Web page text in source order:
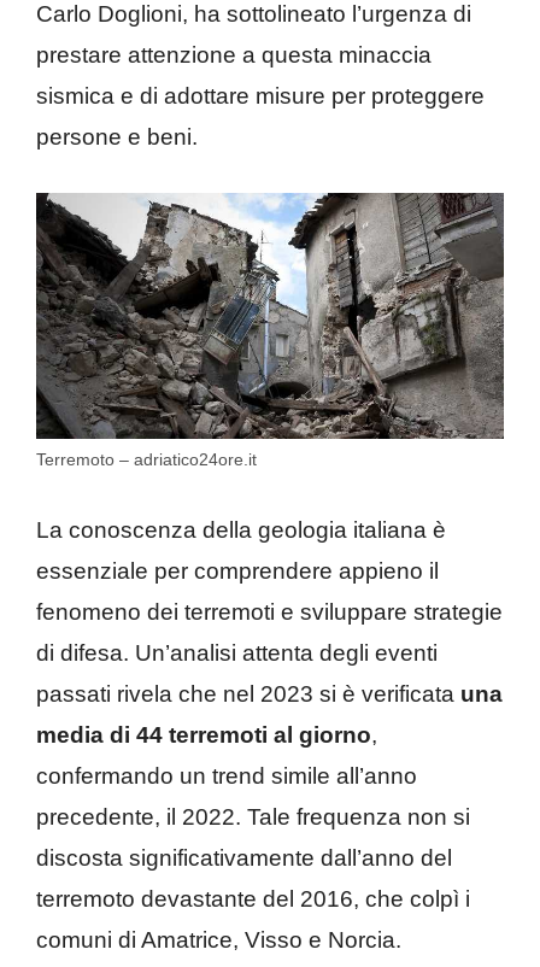
Carlo Doglioni, ha sottolineato l’urgenza di
prestare attenzione a questa minaccia
sismica e di adottare misure per proteggere
persone e beni.
Terremoto – adriatico24ore.it
La conoscenza della geologia italiana è
essenziale per comprendere appieno il
fenomeno dei terremoti e sviluppare strategie
di difesa. Un’analisi attenta degli eventi
passati rivela che nel 2023 si è verificata una
media di 44 terremoti al giorno,
confermando un trend simile all’anno
precedente, il 2022. Tale frequenza non si
discosta significativamente dall’anno del
terremoto devastante del 2016, che colpì i
comuni di Amatrice, Visso e Norcia.